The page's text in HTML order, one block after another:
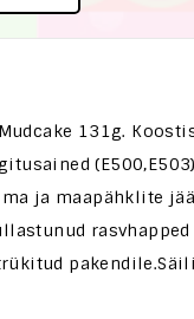
131g.
ja maapähklite